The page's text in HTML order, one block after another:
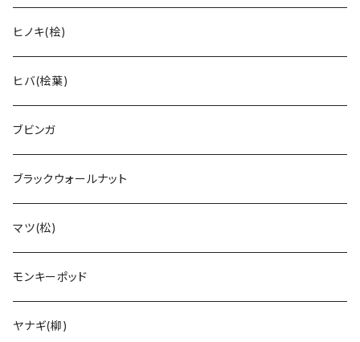
ヒノキ(桧)
ヒバ(桧葉)
ブビンガ
ブラックウォールナット
マツ(松)
モンキーポッド
ヤナギ(柳)